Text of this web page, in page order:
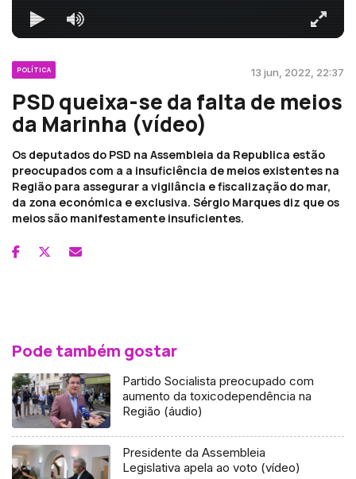
POLÍTICA 13 jun, 2022, 22:37
PSD queixa-se da falta de meios
da Marinha (vídeo)
Os deputados do PSD na Assembleia da Republica estão
preocupados com a a insuficiência de meios existentes na
Região para assegurar a vigilância e fiscalização do mar,
da zona económica e exclusiva. Sérgio Marques diz que os
meios são manifestamente insuficientes.
Pode também gostar
Partido Socialista preocupado com
aumento da toxicodependência na
Região (áudio)
Presidente da Assembleia
Legislativa apela ao voto (vídeo)